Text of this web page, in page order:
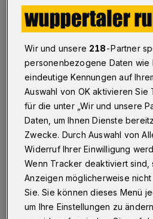
Leo-Nikolaus zu
Kinderstationen
Wuppertal
Pünktlich zum
haben die Leos wieder für
Kindergesichter gesorgt: Seit
die Mitglieder des Leo-Club
"Nikolaus" und seine Helfer
und Jugendmedizin im Helios
04.12.2017 , 10:41 Uhr Eine
Wir und unsere 218-Partner
personenbezogene Daten wie
eindeutige Kennungen auf
Auswahl von OK aktivieren
für die unter „Wir und unsere
Daten, um Ihnen Dienste
Zwecke. Durch Auswahl von
Widerruf Ihrer Einwilligung
Wenn Tracker deaktiviert sind,
Anzeigen möglicherweise
Sie. Sie können dieses Menü
um Ihre Einstellungen zu